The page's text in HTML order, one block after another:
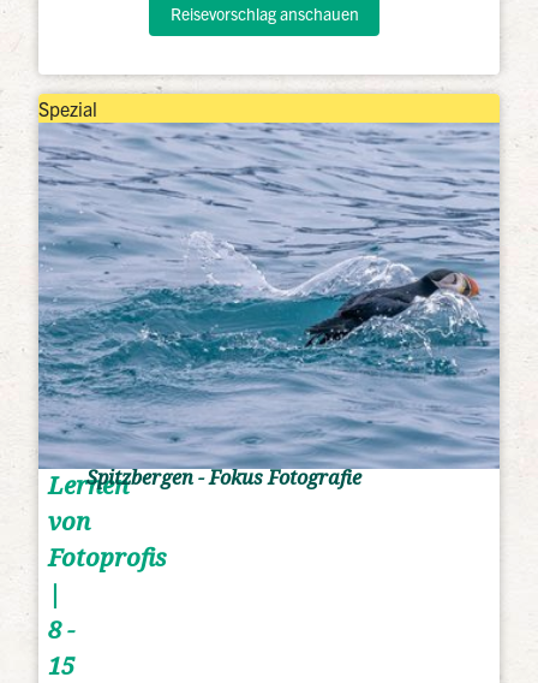
Reisevorschlag anschauen
Spezial
Lernen
von
Fotoprofis
|
8 -
15
Spitzbergen - Fokus Fotografie